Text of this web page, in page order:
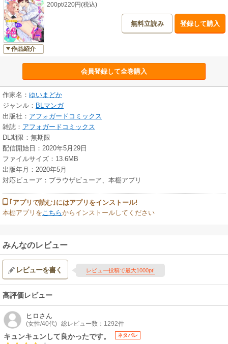
作品紹介
200pt/220円(税込)
無料立読み 登録して購入
会員登録して全巻購入
作家名： ゆいまどか
ジャンル： BLマンガ
出版社： アフォガードコミックス
雑誌： アフォガードコミックス
DL期限：無期限
配信開始日：2020年5月29日
ファイルサイズ：13.6MB
出版年月：2020年5月
対応ビューア：ブラウザビューア、本棚アプリ
｢アプリで読む｣にはアプリをインストール!
本棚アプリを こちらからインストールしてください
みんなのレビュー
レビューを書く レビュー投稿で最大1000pt!
高評価レビュー
ヒロ さん
(女性/40代) 総レビュー数：1292件
キュンキュンして良かったです。 ネタバレ